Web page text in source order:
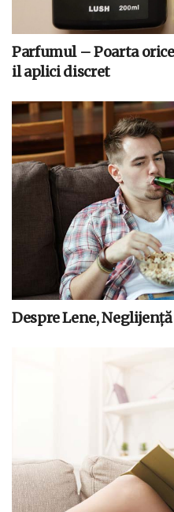
Parfumul – Poarta
il aplici discret
Despre Lene,